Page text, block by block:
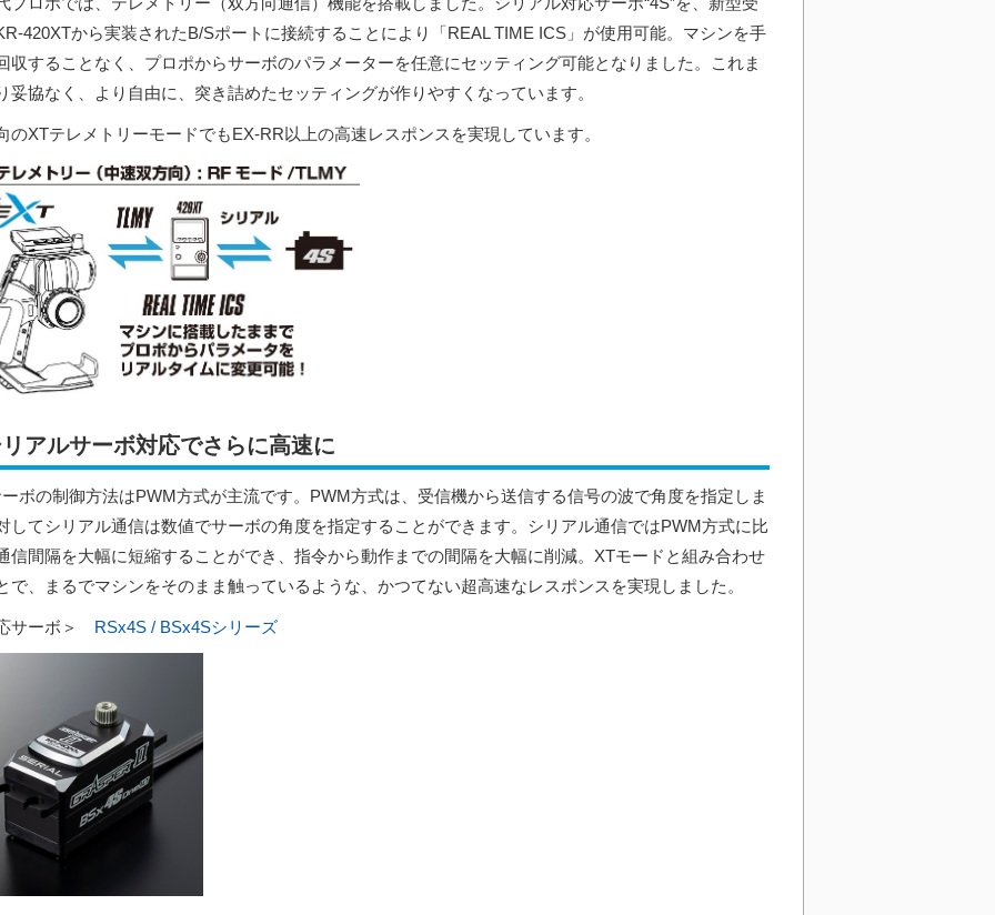
420XTから実装されたB/Sポートに接続することにより「REAL TIME ICS」が使用可能。マシンを手
収することなく、プロポからサーボのパラメーターを任意にセッティング可能となりました。これま
妥協なく、より自由に、突き詰めたセッティングが作りやすくなっています。
のXTテレメトリーモードでもEX-RR以上の高速レスポンスを実現しています。
アルサーボ対応でさらに高速に
ボの制御方法はPWM方式が主流です。PWM方式は、受信機から送信する信号の波で角度を指定しま
してシリアル通信は数値でサーボの角度を指定することができます。シリアル通信ではPWM方式に比
信間隔を大幅に短縮することができ、指令から動作までの間隔を大幅に削減。XTモードと組み合わせ
で、まるでマシンをそのまま触っているような、かつてない超高速なレスポンスを実現しました。
サーボ＞ RSx4S / BSx4Sシリーズ